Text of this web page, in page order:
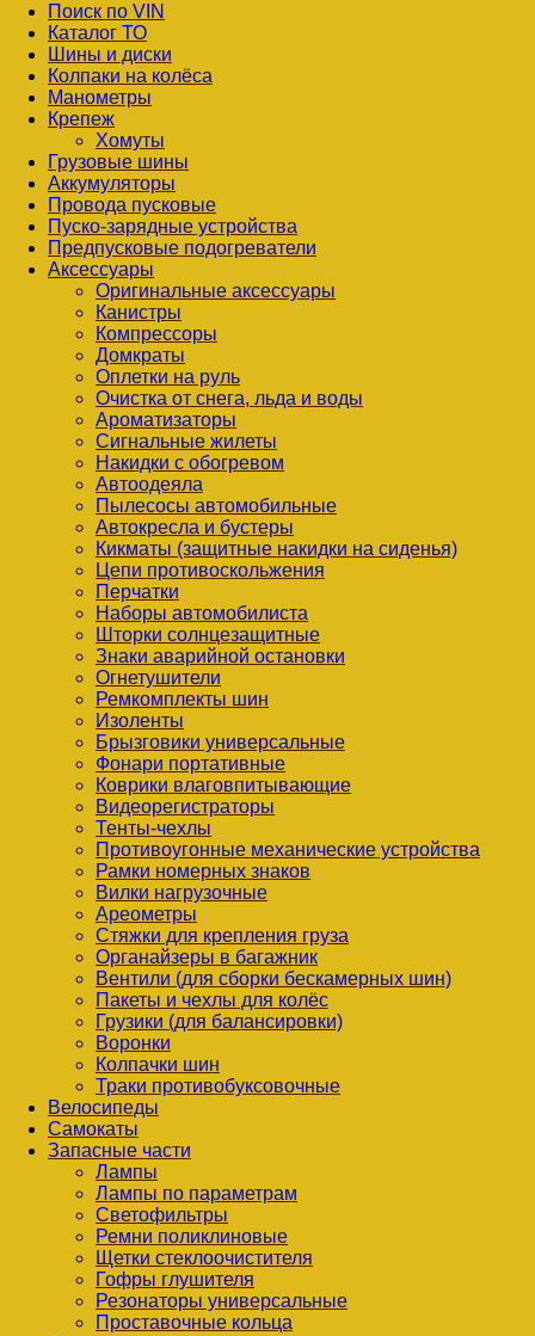
Поиск по VIN
Каталог ТО
Шины и диски
Колпаки на колёса
Манометры
Крепеж
Хомуты
Грузовые шины
Аккумуляторы
Провода пусковые
Пуско-зарядные устройства
Предпусковые подогреватели
Аксессуары
Оригинальные аксессуары
Канистры
Компрессоры
Домкраты
Оплетки на руль
Очистка от снега, льда и воды
Ароматизаторы
Сигнальные жилеты
Накидки с обогревом
Автоодеяла
Пылесосы автомобильные
Автокресла и бустеры
Кикматы (защитные накидки на сиденья)
Цепи противоскольжения
Перчатки
Наборы автомобилиста
Шторки солнцезащитные
Знаки аварийной остановки
Огнетушители
Ремкомплекты шин
Изоленты
Брызговики универсальные
Фонари портативные
Коврики влаговпитывающие
Видеорегистраторы
Тенты-чехлы
Противоугонные механические устройства
Рамки номерных знаков
Вилки нагрузочные
Ареометры
Стяжки для крепления груза
Органайзеры в багажник
Вентили (для сборки бескамерных шин)
Пакеты и чехлы для колёс
Грузики (для балансировки)
Воронки
Колпачки шин
Траки противобуксовочные
Велосипеды
Самокаты
Запасные части
Лампы
Лампы по параметрам
Светофильтры
Ремни поликлиновые
Щетки стеклоочистителя
Гофры глушителя
Резонаторы универсальные
Проставочные кольца